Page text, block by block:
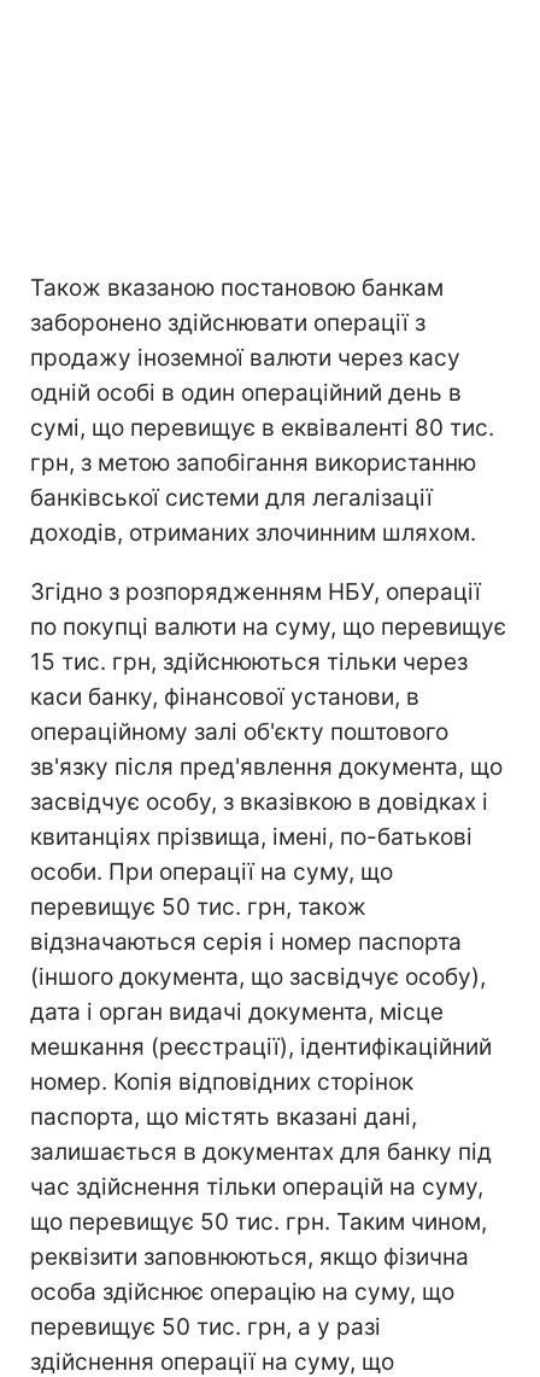
Також вказаною постановою банкам
заборонено здійснювати операції з
продажу іноземної валюти через касу
одній особі в один операційний день в
сумі, що перевищує в еквіваленті 80 тис.
грн, з метою запобігання використанню
банківської системи для легалізації
доходів, отриманих злочинним шляхом.
Згідно з розпорядженням НБУ, операції
по покупці валюти на суму, що перевищує
15 тис. грн, здійснюються тільки через
каси банку, фінансової установи, в
операційному залі об'єкту поштового
зв'язку після пред'явлення документа, що
засвідчує особу, з вказівкою в довідках і
квитанціях прізвища, імені, по-батькові
особи. При операції на суму, що
перевищує 50 тис. грн, також
відзначаються серія і номер паспорта
(іншого документа, що засвідчує особу),
дата і орган видачі документа, місце
мешкання (реєстрації), ідентифікаційний
номер. Копія відповідних сторінок
паспорта, що містять вказані дані,
залишається в документах для банку під
час здійснення тільки операцій на суму,
що перевищує 50 тис. грн. Таким чином,
реквізити заповнюються, якщо фізична
особа здійснює операцію на суму, що
перевищує 50 тис. грн, а у разі
здійснення операції на суму, що